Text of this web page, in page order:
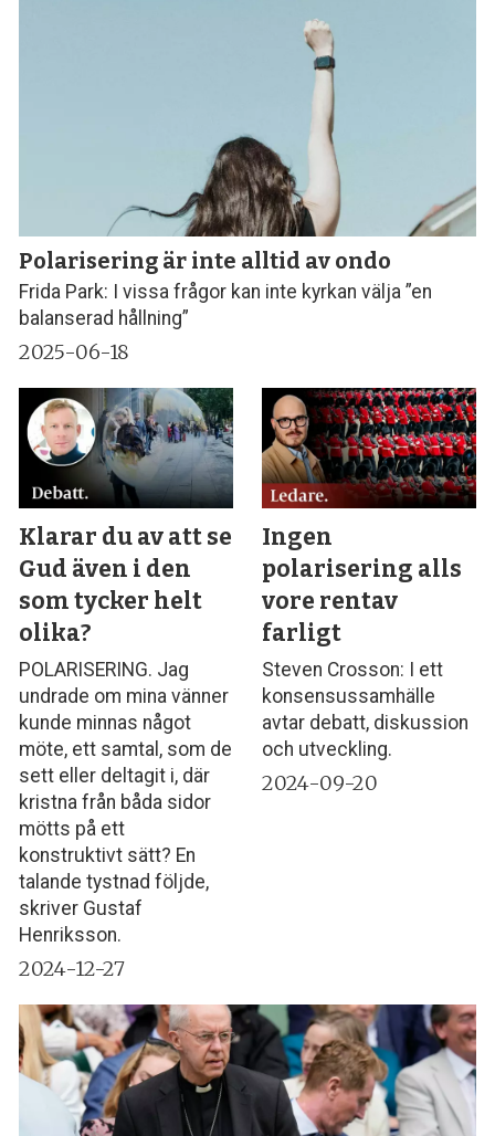
Polarisering är inte alltid av ondo
Frida Park: I vissa frågor kan inte kyrkan välja ”en
balanserad hållning”
2025-06-18
Klarar du av att se
Gud även i den
som tycker helt
olika?
POLARISERING. Jag
undrade om mina vänner
kunde minnas något
möte, ett samtal, som de
sett eller deltagit i, där
kristna från båda sidor
mötts på ett
konstruktivt sätt? En
talande tystnad följde,
skriver Gustaf
Henriksson.
2024-12-27
Ingen
polarisering alls
vore rentav
farligt
Steven Crosson: I ett
konsensussamhälle
avtar debatt, diskussion
och utveckling.
2024-09-20